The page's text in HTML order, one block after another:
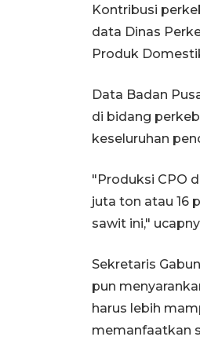
Kontribusi
data Dinas
Produk
Data Badan
di bidang
keseluruhan
"Produksi CPO
juta ton atau 16
sawit ini,"
Sekretaris
pun
harus lebih
memanfaatkan